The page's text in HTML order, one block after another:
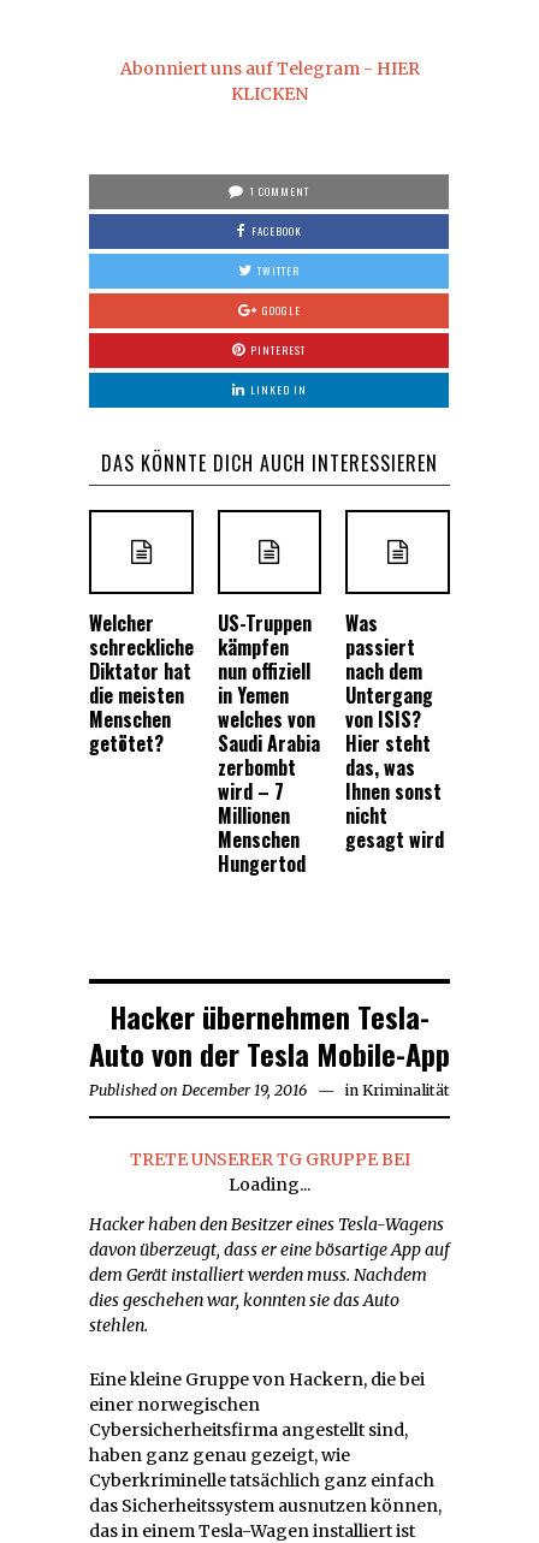
Abonniert uns auf Telegram - HIER
KLICKEN
1 COMMENT
FACEBOOK
TWITTER
GOOGLE
PINTEREST
LINKED IN
DAS KÖNNTE DICH AUCH INTERESSIEREN
Welcher
schreckliche
Diktator hat
die meisten
Menschen
getötet?
US-Truppen
kämpfen
nun offiziell
in Yemen
welches von
Saudi Arabia
zerbombt
wird – 7
Millionen
Menschen
Hungertod
Was
passiert
nach dem
Untergang
von ISIS?
Hier steht
das, was
Ihnen sonst
nicht
gesagt wird
Hacker übernehmen Tesla-
Auto von der Tesla Mobile-App
Published on December 19, 2016 December
in Kriminalität
TRETE UNSERER TG GRUPPE BEI
Loading...
Hacker haben den Besitzer eines Tesla-Wagens
davon überzeugt, dass er eine bösartige App auf
dem Gerät installiert werden muss. Nachdem
dies geschehen war, konnten sie das Auto
stehlen.
Eine kleine Gruppe von Hackern, die bei
einer norwegischen
Cybersicherheitsfirma angestellt sind,
haben ganz genau gezeigt, wie
Cyberkriminelle tatsächlich ganz einfach
das Sicherheitssystem ausnutzen können,
das in einem Tesla-Wagen installiert ist